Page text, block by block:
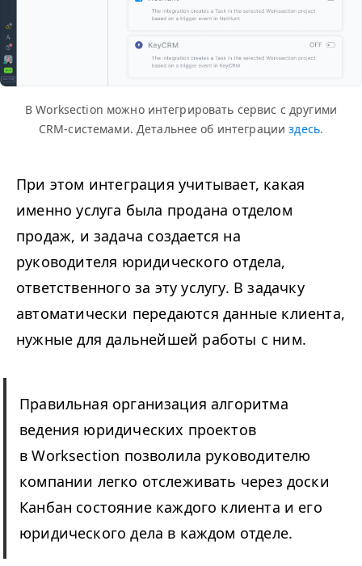
В Worksection можно интегрировать сервис с другими
CRM-системами. Детальнее об интеграцииздесь.
При этом интеграция учитывает, какая
именно услуга была продана отделом
продаж, и задача создается на
руководителя юридического отдела,
ответственного за эту услугу. В задачку
автоматически передаются данные клиента,
нужные для дальнейшей работы с ним.
Правильная организация алгоритма
ведения юридических проектов
в Worksection позволила руководителю
компании легко отслеживать через доски
Канбан состояние каждого клиента и его
юридического дела в каждом отделе.